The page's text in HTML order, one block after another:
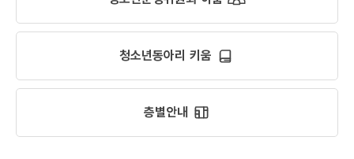
청소년동아리 키움
층별안내